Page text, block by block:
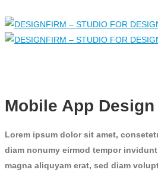
Mobile App Design
Lorem ipsum dolor sit amet,
diam nonumy eirmod tempor
magna aliquyam erat, sed diam